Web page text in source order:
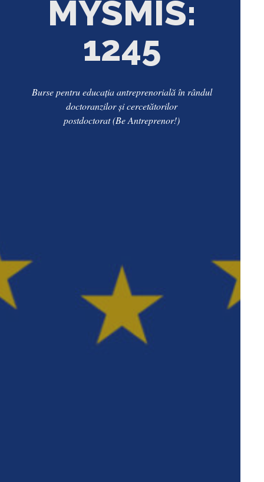
MYSMIS:
124539
Burse pentru educația antreprenorială în rândul
doctoranzilor și cercetătorilor
postdoctorat (Be Antreprenor!)